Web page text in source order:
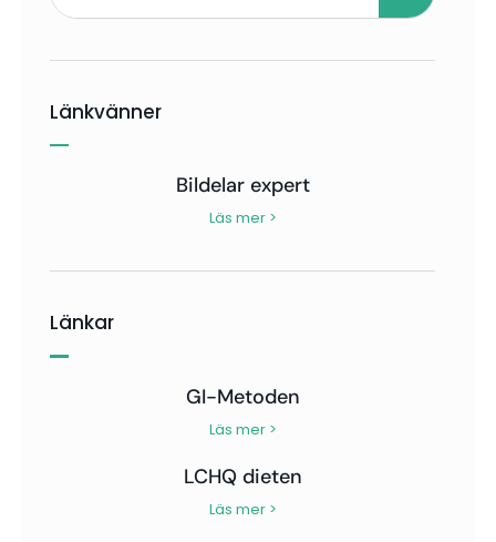
Länkvänner
Bildelar expert
Läs mer >
Länkar
GI-Metoden
Läs mer >
LCHQ dieten
Läs mer >